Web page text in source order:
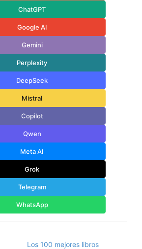
ChatGPT
Google AI
Gemini
Perplexity
DeepSeek
Mistral
Copilot
Qwen
Meta AI
Grok
Telegram
WhatsApp
Los 100 mejores libros